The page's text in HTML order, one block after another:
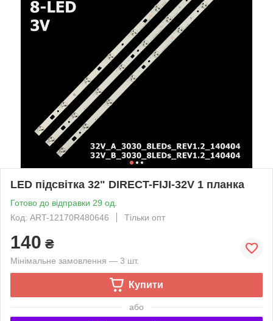
LED підсвітка 32" DIRECT-FIJI-32V 1 планка
Готово до відправки 29 од.
Код: ART-12170R480646
Тільки опт
140 ₴
Мінімальне замовлення — 3 шт.
Купити
або